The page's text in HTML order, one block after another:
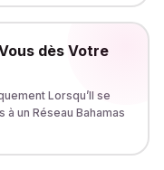
dès Votre
Lorsqu’Il se
un Réseau Bahamas